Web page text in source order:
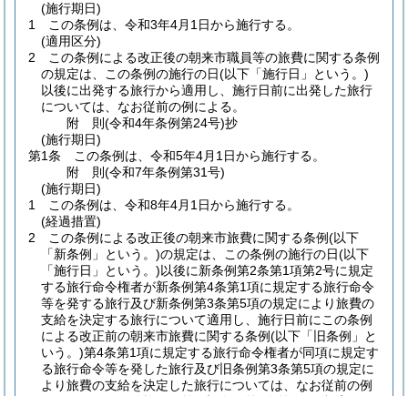
(施行期日)
1
この条例は、令和3年4月1日から施行する。
(適用区分)
2
この条例による改正後の朝来市職員等の旅費に関する条例
の規定は、この条例の施行の日(以下「施行日」という。)
以後に出発する旅行から適用し、施行日前に出発した旅行
については、なお従前の例による。
附 則(令和4年条例第24号)抄
(施行期日)
第1条
この条例は、令和5年4月1日から施行する。
附 則(令和7年条例第31号)
(施行期日)
1
この条例は、令和8年4月1日から施行する。
(経過措置)
2
この条例による改正後の朝来市旅費に関する条例(以下
「新条例」という。)の規定は、この条例の施行の日(以下
「施行日」という。)以後に新条例第2条第1項第2号に規定
する旅行命令権者が新条例第4条第1項に規定する旅行命令
等を発する旅行及び新条例第3条第5項の規定により旅費の
支給を決定する旅行について適用し、施行日前にこの条例
による改正前の朝来市旅費に関する条例(以下「旧条例」と
いう。)第4条第1項に規定する旅行命令権者が同項に規定す
る旅行命令等を発した旅行及び旧条例第3条第5項の規定に
より旅費の支給を決定した旅行については、なお従前の例